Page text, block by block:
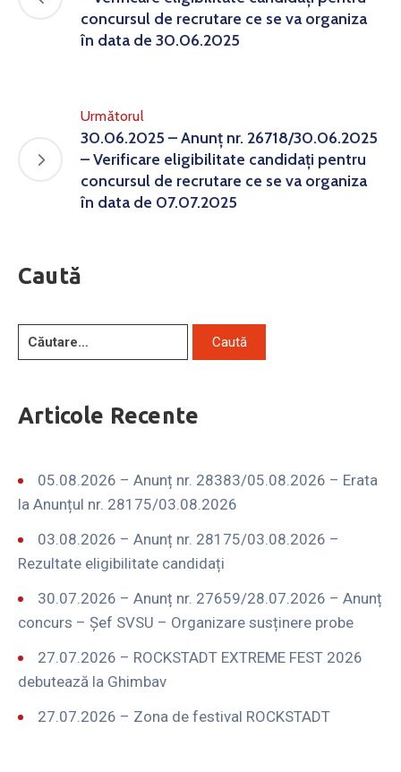
concursul de recrutare ce se va organiza
în data de 30.06.2025
Următorul
30.06.2025 – Anunț nr. 26718/30.06.2025
– Verificare eligibilitate candidați pentru
concursul de recrutare ce se va organiza
în data de 07.07.2025
Caută
Articole Recente
05.08.2026 – Anunț nr. 28383/05.08.2026 – Erata
la Anunțul nr. 28175/03.08.2026
03.08.2026 – Anunț nr. 28175/03.08.2026 –
Rezultate eligibilitate candidați
30.07.2026 – Anunț nr. 27659/28.07.2026 – Anunț
concurs – Șef SVSU – Organizare susținere probe
27.07.2026 – ROCKSTADT EXTREME FEST 2026
debutează la Ghimbav
27.07.2026 – Zona de festival ROCKSTADT